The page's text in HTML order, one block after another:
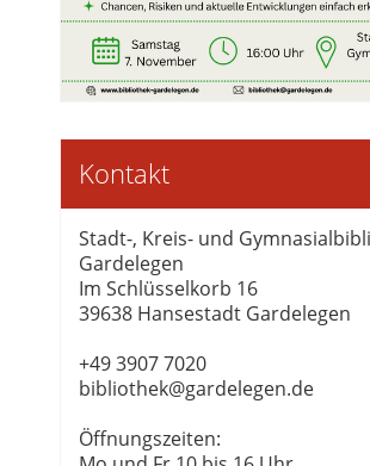
Kontakt
Stadt-, Kreis- und
Gardelegen
Im Schlüsselkorb 16
39638 Hansestadt Gardelegen
+49 3907 7020
bibliothek@gardelegen.de
Öffnungszeiten: